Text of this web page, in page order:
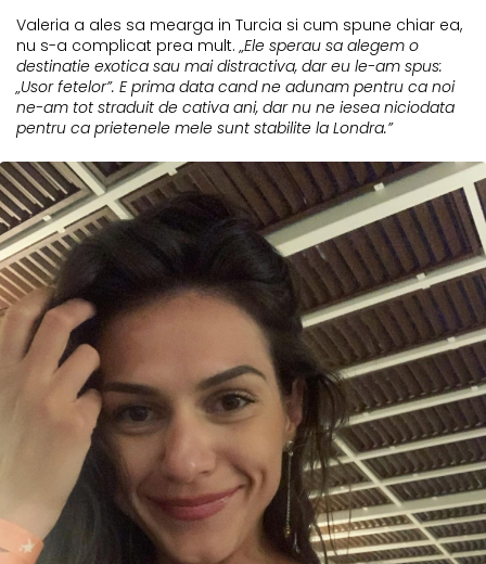
Valeria a ales sa mearga in Turcia si cum spune chiar ea,
nu s-a complicat prea mult.„Ele sperau sa alegem o
destinatie exotica sau mai distractiva, dar eu le-am spus:
„Usor fetelor”. E prima data cand ne adunam pentru ca noi
ne-am tot straduit de cativa ani, dar nu ne iesea niciodata
pentru ca prietenele mele sunt stabilite la Londra.”